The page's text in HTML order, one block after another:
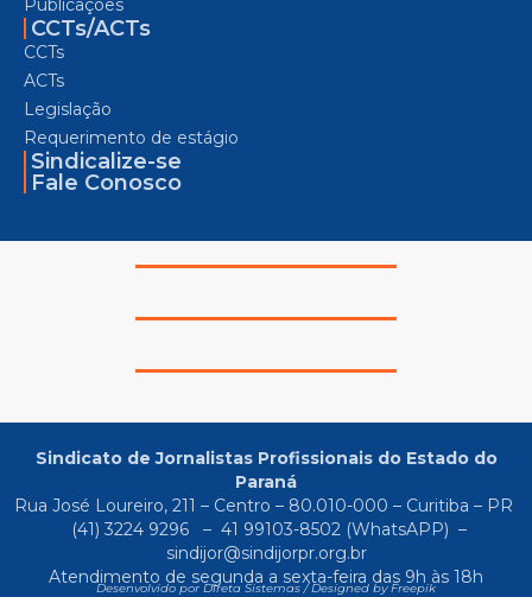
Publicações
CCTs/ACTs
CCTs
ACTs
Legislação
Requerimento de estágio
Sindicalize-se
Fale Conosco
Sindicato de Jornalistas Profissionais do Estado do
Paraná
Rua José Loureiro, 211 – Centro – 80.010-000 – Curitiba – PR
(41) 3224 9296
– 41 99103-8502(WhatsAPP) –
sindijor@sindijorpr.org.br
Atendimento de segunda a sexta-feira das 9h às 18h
Desenvolvido por Direta Sistemas /Designed by Freepik